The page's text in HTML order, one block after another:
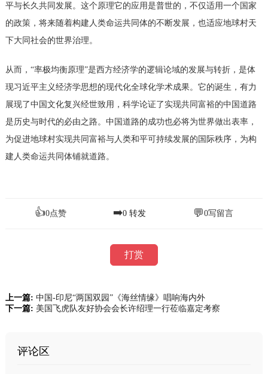
平与长久共同发展。这个原理它的应用是普世的，不仅适用一个国家
的政策，将来随着构建人类命运共同体的不断发展，也适应地球村天
下大同社会的世界治理。
从而， “率极均衡原理”是西方经济学的逻辑论域的发展与转折，是体
现习近平主义经济学思想的现代化全球化学术成果。它的诞生，有力
展现了中国文化复兴经世致用，科学论证了实现共同富裕的中国道路
是历史与时代的必由之路。中国道路的成功也必将为世界做出表率，
为促进地球村实现共同富裕与人类和平可持续发展的国际秩序，为构
建人类命运共同体铺就道路。
👍0点赞 ➡️0 转发 💬0写留言
打赏
上一篇: 中国-印尼“两国双园”《海丝情缘》唱响海内外
下一篇: 美国飞虎队友好协会会长许绍理一行莅临嘉定考察
评论区